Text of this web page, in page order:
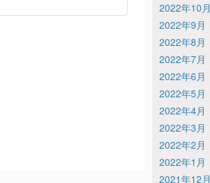
2022年10月
2022年9月
2022年8月
2022年7月
2022年6月
2022年5月
2022年4月
2022年3月
2022年2月
2022年1月
2021年12月